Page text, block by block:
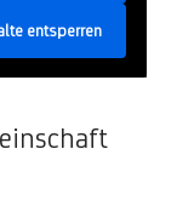
entsperren